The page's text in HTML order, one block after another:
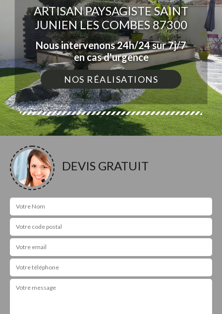
ARTISAN PAYSAGISTE SAINT
JUNIEN LES COMBES 87300
Nous intervenons 24h/24 sur 7j/7
en cas d'urgence
NOS RÉALISATIONS
DEVIS GRATUIT